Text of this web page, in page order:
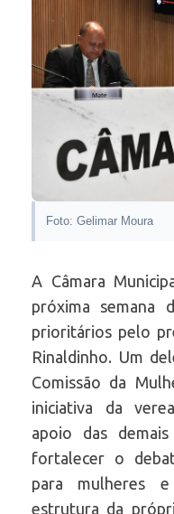
Foto: Gelimar Moura
A Câmara
próxima semana
prioritários pelo
Rinaldinho. Um
Comissão da
iniciativa da
apoio das
fortalecer o
para mulheres
estrutura da